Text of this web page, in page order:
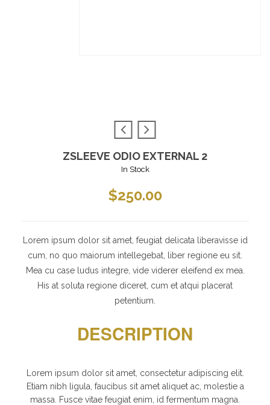
ZSLEEVE ODIO EXTERNAL 2
In Stock
$250.00
Lorem ipsum dolor sit amet, feugiat delicata liberavisse id
cum, no quo maiorum intellegebat, liber regione eu sit.
Mea cu case ludus integre, vide viderer eleifend ex mea.
His at soluta regione diceret, cum et atqui placerat
petentium.
DESCRIPTION
Lorem ipsum dolor sit amet, consectetur adipiscing elit.
Etiam nibh ligula, faucibus sit amet aliquet ac, molestie a
massa. Fusce vitae feugiat enim, id fermentum magna.